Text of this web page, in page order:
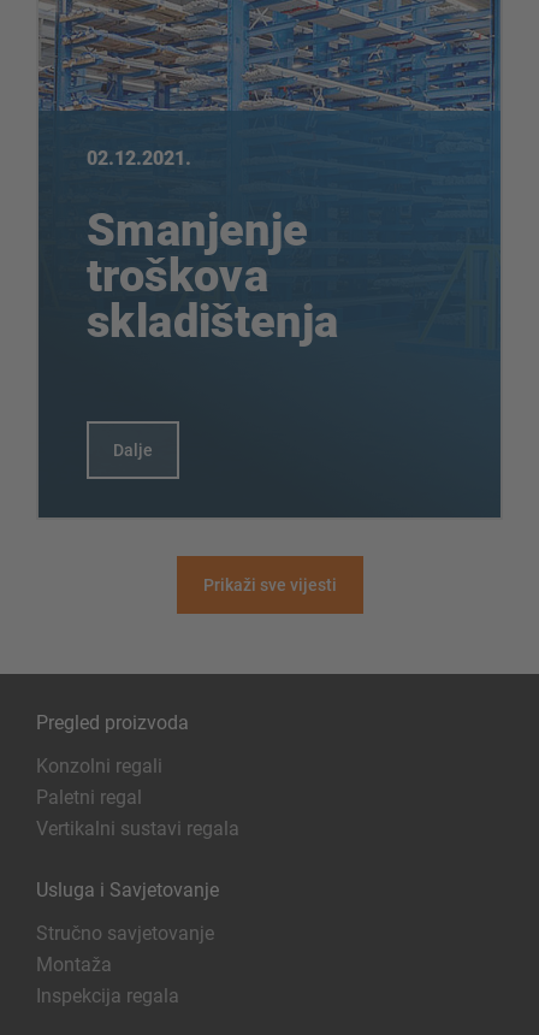
02.12.2021.
Smanjenje
troškova
skladištenja
Dalje
Prikaži sve vijesti
Pregled proizvoda
Konzolni regali
Paletni regal
Vertikalni sustavi regala
Usluga i Savjetovanje
Stručno savjetovanje
Montaža
Inspekcija regala